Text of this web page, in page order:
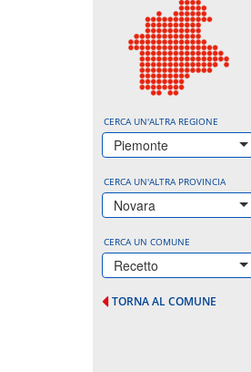
CERCA UN'ALTRA REGIONE
Piemonte
CERCA UN'ALTRA PROVINCIA
Novara
CERCA UN COMUNE
Recetto
TORNA AL COMUNE